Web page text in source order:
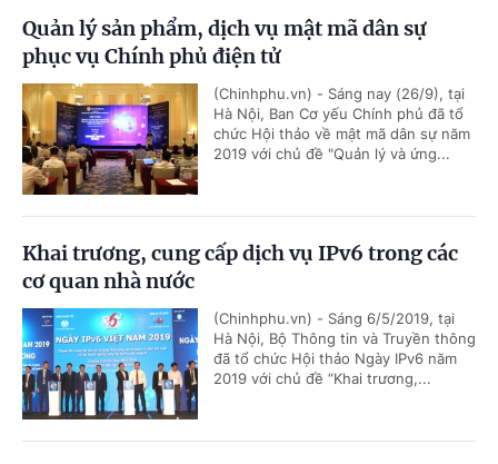
Quản lý sản phẩm, dịch vụ mật mã dân sự
phục vụ Chính phủ điện tử
(Chinhphu.vn) - Sáng nay (26/9), tại
Hà Nội, Ban Cơ yếu Chính phủ đã tổ
chức Hội thảo về mật mã dân sự năm
2019 với chủ đề "Quản lý và ứng...
Khai trương, cung cấp dịch vụ IPv6 trong các
cơ quan nhà nước
(Chinhphu.vn) - Sáng 6/5/2019, tại
Hà Nội, Bộ Thông tin và Truyền thông
đã tổ chức Hội thảo Ngày IPv6 năm
2019 với chủ đề “Khai trương,...